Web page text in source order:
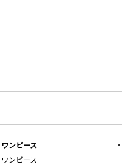
ワンピース
ワンピース